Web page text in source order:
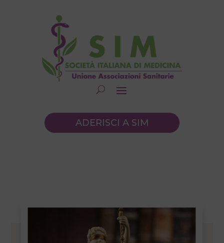
ADERISCI A SIM